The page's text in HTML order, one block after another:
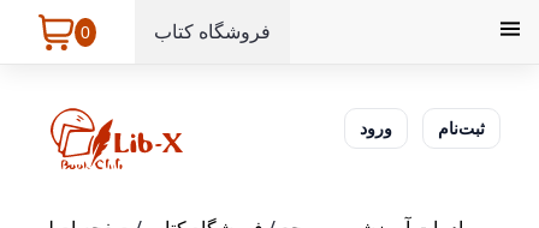
0 فروشگاه کتاب
ورود ثبت‌نام